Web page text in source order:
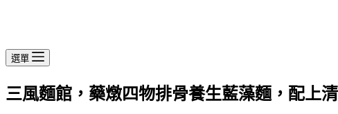
選單
三風麵館，藥燉四物排骨養生藍藻麵，配上